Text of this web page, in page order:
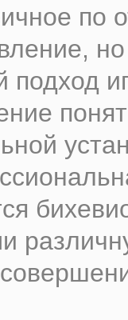
по
подход